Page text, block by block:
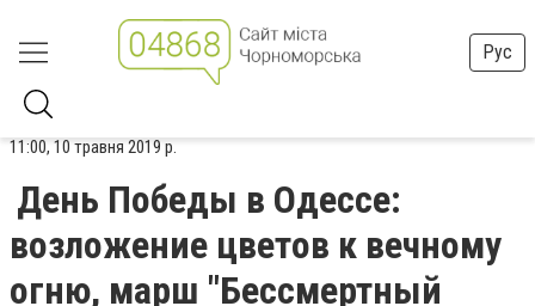
Рус
11:00, 10 травня 2019 р.
День Победы в Одессе:
возложение цветов к вечному
огню, марш "Бессмертный